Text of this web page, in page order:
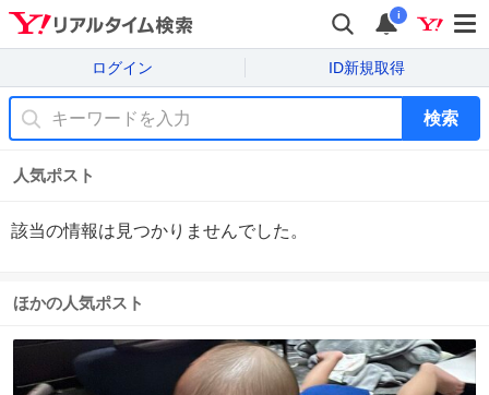
i
ログイン ID新規取得
検索
人気ポスト
該当の情報は見つかりませんでした。
ほかの人気ポスト